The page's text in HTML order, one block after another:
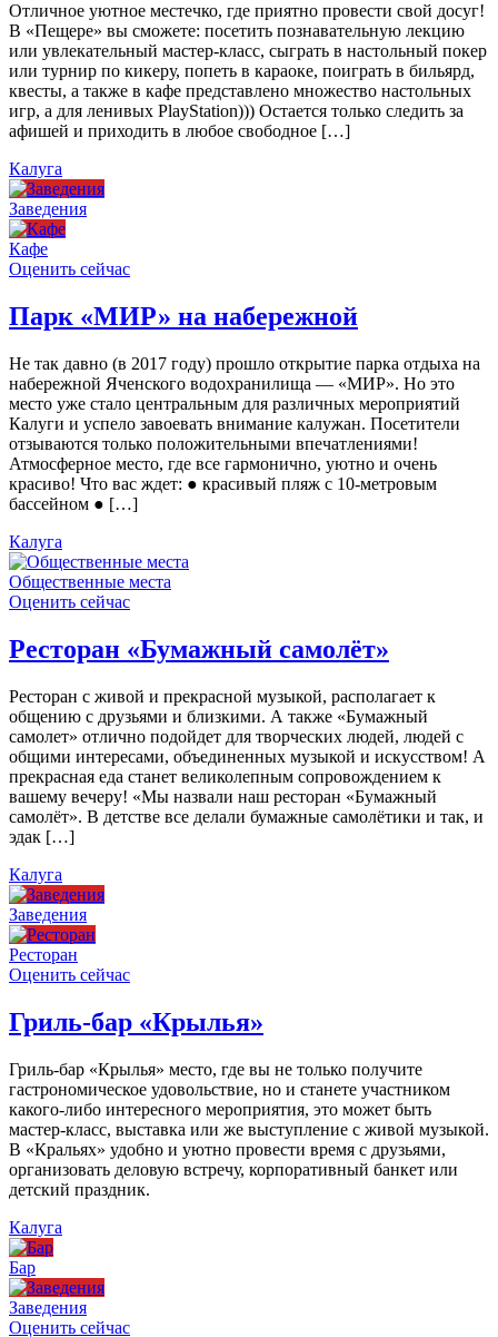
Отличное уютное местечко, где приятно провести свой досуг!
В «Пещере» вы сможете: посетить познавательную лекцию
или увлекательный мастер-класс, сыграть в настольный покер
или турнир по кикеру, попеть в караоке, поиграть в бильярд,
квесты, а также в кафе представлено множество настольных
игр, а для ленивых PlayStation))) Остается только следить за
афишей и приходить в любое свободное […]
Калуга
Заведения
Кафе
Оценить сейчас
Парк «МИР» на набережной
Не так давно (в 2017 году) прошло открытие парка отдыха на
набережной Яченского водохранилища — «МИР». Но это
место уже стало центральным для различных мероприятий
Калуги и успело завоевать внимание калужан. Посетители
отзываются только положительными впечатлениями!
Атмосферное место, где все гармонично, уютно и очень
красиво! Что вас ждет: ● красивый пляж с 10-метровым
бассейном ● […]
Калуга
Общественные места
Оценить сейчас
Ресторан «Бумажный самолёт»
Ресторан с живой и прекрасной музыкой, располагает к
общению с друзьями и близкими. А также «Бумажный
самолет» отлично подойдет для творческих людей, людей с
общими интересами, объединенных музыкой и искусством! А
прекрасная еда станет великолепным сопровождением к
вашему вечеру! «Мы назвали наш ресторан «Бумажный
самолёт». В детстве все делали бумажные самолётики и так, и
эдак […]
Калуга
Заведения
Ресторан
Оценить сейчас
Гриль-бар «Крылья»
Гриль-бар «Крылья» место, где вы не только получите
гастрономическое удовольствие, но и станете участником
какого-либо интересного мероприятия, это может быть
мастер-класс, выставка или же выступление с живой музыкой.
В «Кральях» удобно и уютно провести время с друзьями,
организовать деловую встречу, корпоративный банкет или
детский праздник.
Калуга
Бар
Заведения
Оценить сейчас